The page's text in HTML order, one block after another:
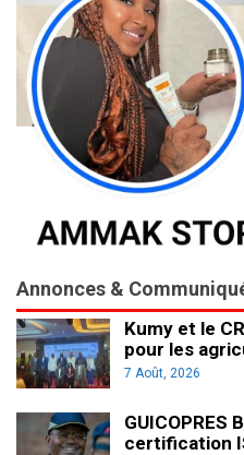
Annonces &
Kumy et le
pour les
7 Août, 2026
GUICOPRES
certification